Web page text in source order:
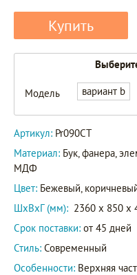
Купить
Модель вариант b
Артикул: Pr090CT
Материал: Бук, фанера,
МДФ
Цвет: Бежевый,
ШxВxГ (мм): 2360 x 850 x
Срок поставки: от 45 дней
Стиль: Современный
Особенности: Верхняя